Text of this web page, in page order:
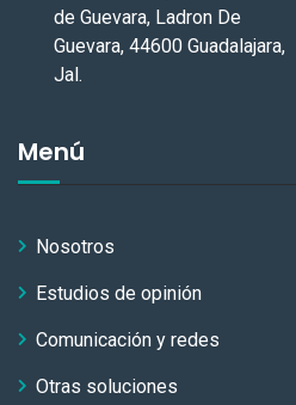
de Guevara, Ladron De
Guevara, 44600 Guadalajara,
Jal.
Menú
Nosotros
Estudios de opinión
Comunicación y redes
Otras soluciones